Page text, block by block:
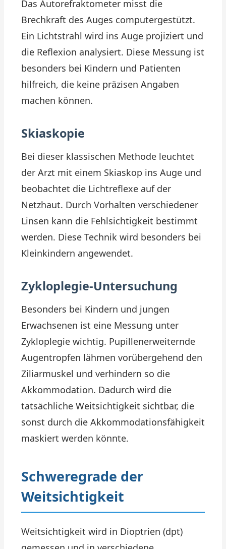
Das Autorefraktometer misst die
Brechkraft des Auges computergestützt.
Ein Lichtstrahl wird ins Auge projiziert und
die Reflexion analysiert. Diese Messung ist
besonders bei Kindern und Patienten
hilfreich, die keine präzisen Angaben
machen können.
Skiaskopie
Bei dieser klassischen Methode leuchtet
der Arzt mit einem Skiaskop ins Auge und
beobachtet die Lichtreflexe auf der
Netzhaut. Durch Vorhalten verschiedener
Linsen kann die Fehlsichtigkeit bestimmt
werden. Diese Technik wird besonders bei
Kleinkindern angewendet.
Zykloplegie-Untersuchung
Besonders bei Kindern und jungen
Erwachsenen ist eine Messung unter
Zykloplegie wichtig. Pupillenerweiternde
Augentropfen lähmen vorübergehend den
Ziliarmuskel und verhindern so die
Akkommodation. Dadurch wird die
tatsächliche Weitsichtigkeit sichtbar, die
sonst durch die Akkommodationsfähigkeit
maskiert werden könnte.
Schweregrade der
Weitsichtigkeit
Weitsichtigkeit wird in Dioptrien (dpt)